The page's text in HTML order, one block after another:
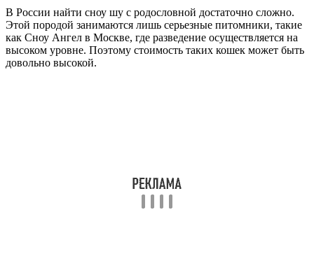
В России найти сноу шу с родословной достаточно сложно.
Этой породой занимаются лишь серьезные питомники, такие
как Сноу Ангел в Москве, где разведение осуществляется на
высоком уровне. Поэтому стоимость таких кошек может быть
довольно высокой.